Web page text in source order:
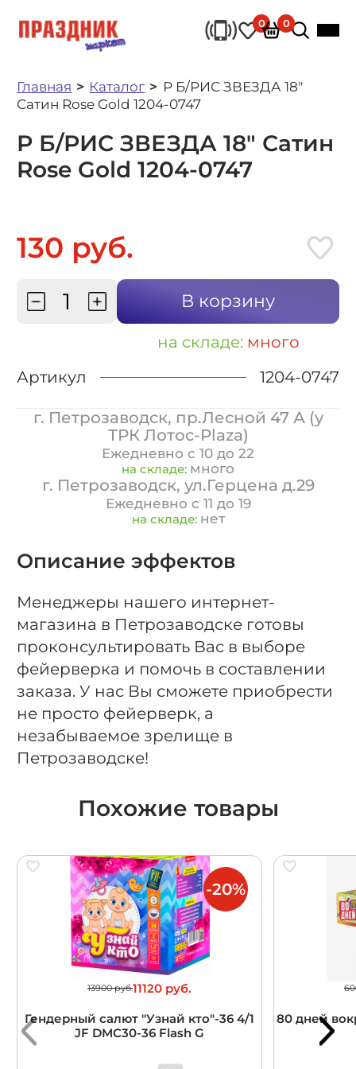
0 0
Главная Каталог
Р Б/РИС ЗВЕЗДА 18"
Сатин Rose Gold 1204-0747
Р Б/РИС ЗВЕЗДА 18" Сатин
Rose Gold 1204-0747
130 руб.
В корзину
на складе: много
Артикул
1204-0747
г. Петрозаводск, пр.Лесной 47 А (у
ТРК Лотос-Plaza)
Ежедневно с 10 до 22
на складе: много
г. Петрозаводск, ул.Герцена д.29
Ежедневно с 11 до 19
на складе: нет
Описание эффектов
Менеджеры нашего интернет-
магазина в Петрозаводске готовы
проконсультировать Вас в выборе
фейерверка и помочь в составлении
заказа. У нас Вы сможете приобрести
не просто фейерверк, а
незабываемое зрелище в
Петрозаводске!
Похожие товары
13900 руб.11120 руб.
Гендерный салют "Узнай кто"-36 4/1
JF DMC30-36 Flash G
-20%
80 дней